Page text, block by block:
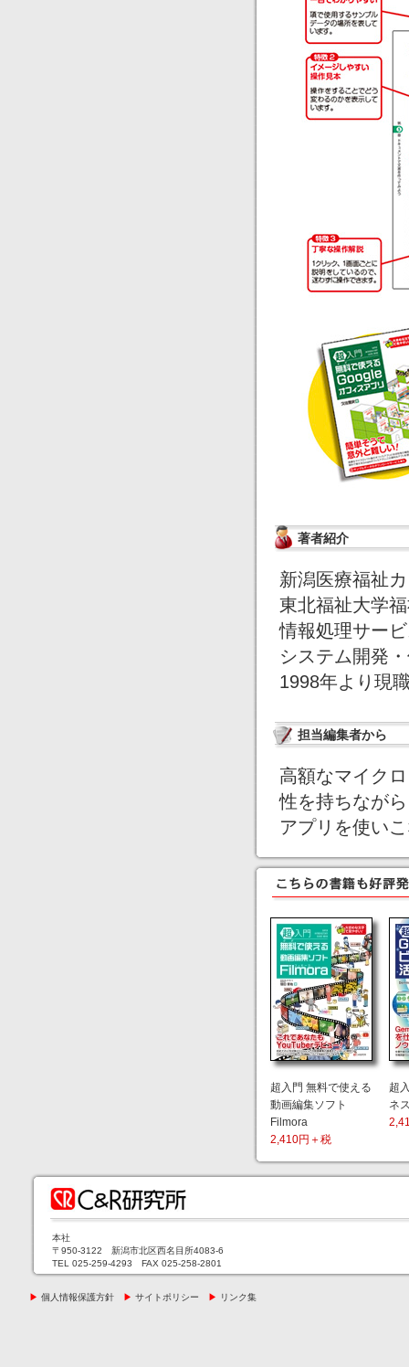
著者紹介
新潟医療福祉
東北福祉大学
情報処理サー
システム開発
1998年より現
担当編集者から
高額なマイク
性を持ちなが
アプリを使い
超入門 無料で使える
動画編集ソフト
Filmora
2,410円＋税
超
ネ
本社
〒950-3122 新潟市北区西名目所4083-6
TEL 025-259-4293 FAX 025-258-2801
▶ 個人情報保護方針 ▶ サイトポリシー ▶ リンク集